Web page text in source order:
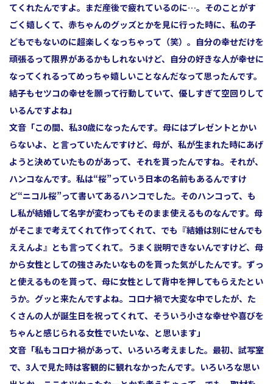
てくれたんですよ。まだ産後で疲れているのに…。そのことがす
ごく嬉しくて、赤ちゃんのグッズとかを見に行った時に、私の子
どもでもないのに超楽しくなっちゃって（笑）。自分の幸せだけを
頑張るって限界があるかもしれないけど、自分の好きな人が幸せに
なってくれるってめっちゃ嬉しいことなんだなって思ったんです。
結子もセツコの幸せを願って行動していて、優しすぎて空回りして
いるんですよね」
文音 「この間、私30歳になったんです。母にはプレゼントとかい
らないよ、と言っていたんですけど、母が、私が生まれた時にあげ
ようと決めていたものがあって、それを貰ったんですね。それが、
ハンコなんです。私は“桜”っていう日本の名前もあるんですけ
ど“ニコル桜”って書いてあるハンコでした。そのハンコって、も
し私が結婚して名字が変わってもそのまま使えるものなんです。母
がそこまで考えてくれて作ってくれて、でも『結婚は別にせんでも
ええんよ』とも言ってくれて。うまく説明できないんですけど、母
から女性としての強さみたいなものを貰った気がしたんです。ずっ
と使えるものを貰って、母に女性として背中を押してもらえたとい
うか。グッと来たんですよね。コロナ禍で大変な中でしたが、た
くさんの人が誕生日を祝ってくれて、そういう小さな幸せや喜びを
ちゃんと感じられる女性でいたいな、と思います」
文音 「私もコロナ禍があって、いろいろ考えました。最初、試写室
で、3人で見た時は客観的に観れなかったんです。いろいろな思い